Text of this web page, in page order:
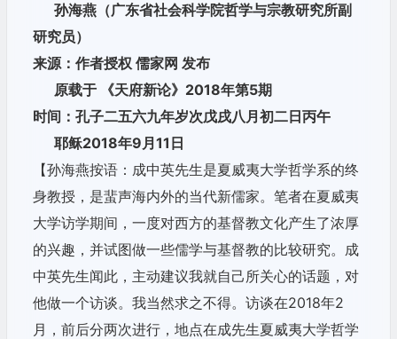
孙海燕（广东省社会科学院哲学与宗教研究所副
研究员）
来源：作者授权 儒家网 发布
原载于 《天府新论》2018年第5期
时间：孔子二五六九年岁次戊戌八月初二日丙午
耶稣2018年9月11日
【孙海燕按语：成中英先生是夏威夷大学哲学系的终
身教授，是蜚声海内外的当代新儒家。笔者在夏威夷
大学访学期间，一度对西方的基督教文化产生了浓厚
的兴趣，并试图做一些儒学与基督教的比较研究。成
中英先生闻此，主动建议我就自己所关心的话题，对
他做一个访谈。我当然求之不得。访谈在2018年2
月，前后分两次进行，地点在成先生夏威夷大学哲学